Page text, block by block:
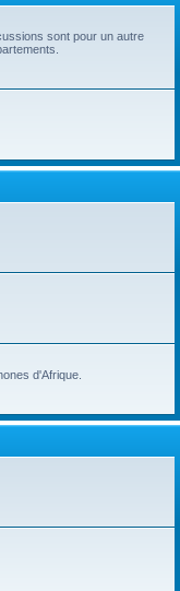
sont pour un autre
d'Afrique.